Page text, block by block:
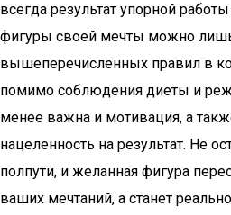
всегда результат упорной
фигуры своей мечты можно
вышеперечисленных правил в
помимо соблюдения диеты и
менее важна и мотивация, а
нацеленность на результат. Не
полпути, и желанная фигура
ваших мечтаний, а станет